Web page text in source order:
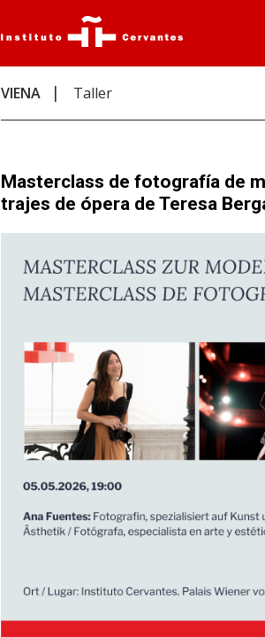
VIENA Taller
Masterclass de fotografía de
trajes de ópera de Teresa